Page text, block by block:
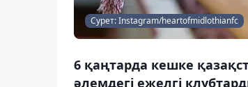
Сурет: Instagram/heartofmidlothianfc
6 қаңтарда кешке
әлемдегі ежелгі